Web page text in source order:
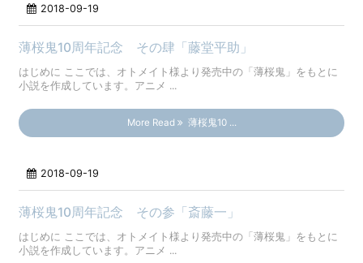
2018-09-19
薄桜鬼10周年記念 その肆「藤堂平助」
はじめに ここでは、オトメイト様より発売中の「薄桜鬼」をもとに
小説を作成しています。アニメ ...
More Read 薄桜鬼10 ...
2018-09-19
薄桜鬼10周年記念 その参「斎藤一」
はじめに ここでは、オトメイト様より発売中の「薄桜鬼」をもとに
小説を作成しています。アニメ ...